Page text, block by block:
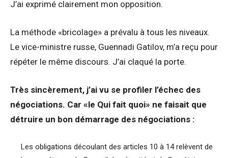
J’ai exprimé clairement mon opposition.
La méthode «bricolage» a prévalu à tous les niveaux.
Le vice-ministre russe, Guennadi Gatilov, m’a reçu pour
répéter le même discours. J’ai claqué la porte.
Très sincèrement, j’ai vu se profiler l’échec des
négociations. Car «le Qui fait quoi» ne faisait que
détruire un bon démarrage des négociations :
Les obligations découlant des articles 10 à 14 relèvent de